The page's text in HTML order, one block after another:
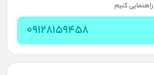
کنیم
09128159458